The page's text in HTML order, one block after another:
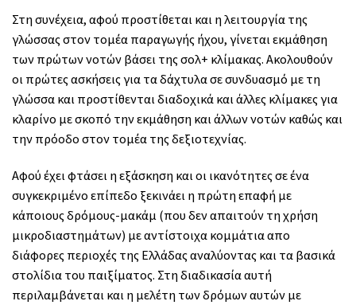
Στη συνέχεια, αφού προστίθεται και η λειτουργία της
γλώσσας στον τομέα παραγωγής ήχου, γίνεται εκμάθηση
των πρώτων νοτών βάσει της σολ+ κλίμακας. Ακολουθούν
οι πρώτες ασκήσεις για τα δάχτυλα σε συνδυασμό με τη
γλώσσα και προστίθενται διαδοχικά και άλλες κλίμακες για
κλαρίνο με σκοπό την εκμάθηση και άλλων νοτών καθώς και
την πρόοδο στον τομέα της δεξιοτεχνίας.
Αφού έχει φτάσει η εξάσκηση και οι ικανότητες σε ένα
συγκεκριμένο επίπεδο ξεκινάει η πρώτη επαφή με
κάποιους δρόμους-μακάμ (που δεν απαιτούν τη χρήση
μικροδιαστημάτων) με αντίστοιχα κομμάτια απο
διάφορες περιοχές της Ελλάδας αναλύοντας και τα βασικά
στολίδια του παιξίματος. Στη διαδικασία αυτή
περιλαμβάνεται και η μελέτη των δρόμων αυτών με